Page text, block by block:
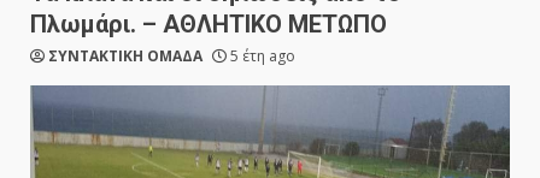
Πλωμάρι. – ΑΘΛΗΤΙΚΟ ΜΕΤΩΠΟ
ΣΥΝΤΑΚΤΙΚΗ ΟΜΑΔΑ 5 έτη ago